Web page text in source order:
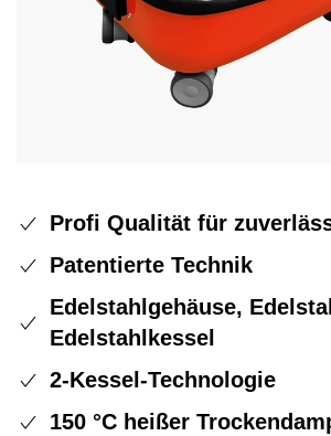
Profi Qualität für
Patentierte Technik
Edelstahlgehäuse,
Edelstahlkessel
2-Kessel-Technologie
150 °C heißer